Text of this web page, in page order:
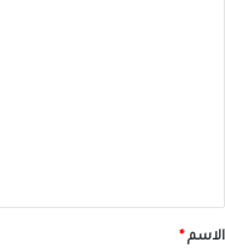
*الاسم *